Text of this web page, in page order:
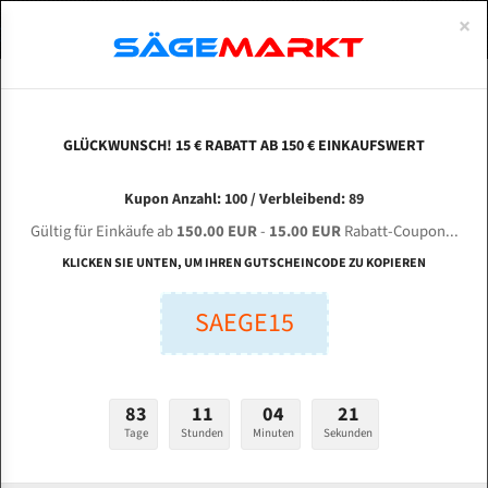
LAXSON LK 211 für 4100 mm Bi-Metall
Bandsägeblätter
Länge (mm):
Stärken + Zahnteilung:
mm
ABOUTS
ENGLISH
Bi-Metall Meterware
Fleischerei Bandsägeblätter
Bandmesser Glatt Meterware
Konvex Meterware
×
GLÜCKWUNSCH! 15 € RABATT AB 150 € EINKAUFSWERT
Kupon Anzahl: 100 / Verbleibend: 89
Gültig für Einkäufe ab150.00 EUR- 15.00 EURRabatt-Coupon...
KLICKEN SIE UNTEN, UM IHREN GUTSCHEINCODE ZU KOPIEREN
SAEGE15
83
Tage
11
Stunden
04
Minuten
20
Sekunden